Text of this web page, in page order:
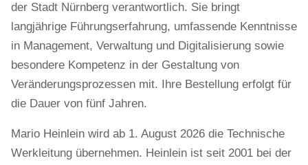
der Stadt Nürnberg verantwortlich. Sie bringt
langjährige Führungserfahrung, umfassende Kenntnisse
in Management, Verwaltung und Digitalisierung sowie
besondere Kompetenz in der Gestaltung von
Veränderungsprozessen mit. Ihre Bestellung erfolgt für
die Dauer von fünf Jahren.
Mario Heinlein wird ab 1. August 2026 die Technische
Werkleitung übernehmen. Heinlein ist seit 2001 bei der